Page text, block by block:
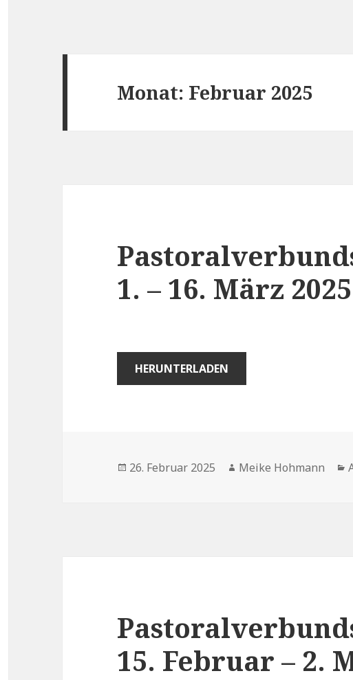
Monat: Februar 2025
1. – 16. März 2025
HERUNTERLADEN
Veröffentlicht
26. Februar 2025 Autor
Meike Hohmann
15. Februar – 2.